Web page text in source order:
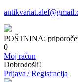
POŠTNINA:
0
Moj račun
Dobrodošli!
Prijava / Registracija